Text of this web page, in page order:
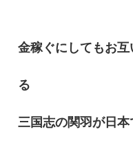
金稼ぐにしてもお
る
三国志の関羽が日